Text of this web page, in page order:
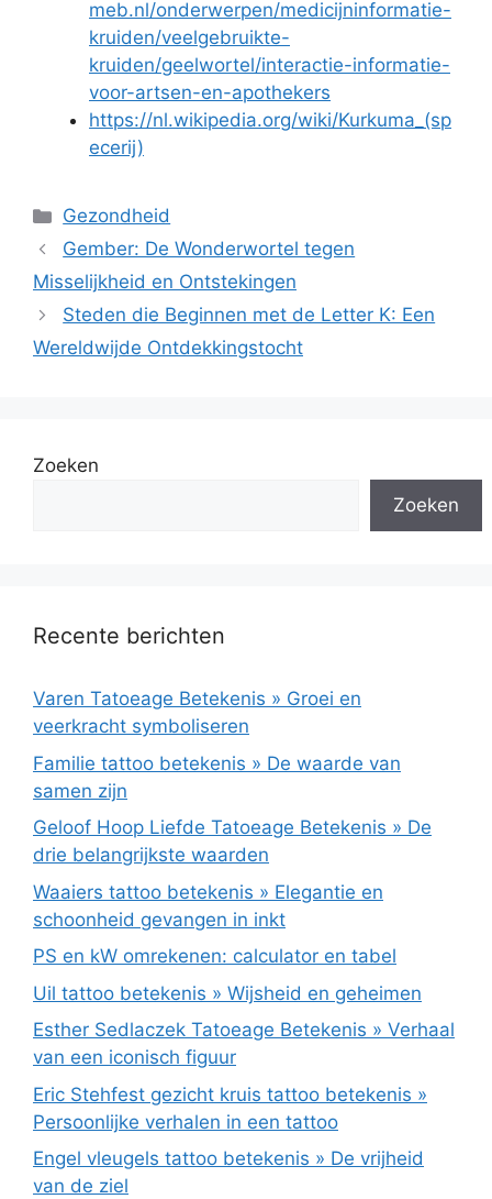
meb.nl/onderwerpen/medicijninformatie-
kruiden/veelgebruikte-
kruiden/geelwortel/interactie-informatie-
voor-artsen-en-apothekers
https://nl.wikipedia.org/wiki/Kurkuma_(sp
ecerij)
Categorieën
Gezondheid
Gember: De Wonderwortel tegen
Misselijkheid en Ontstekingen
Steden die Beginnen met de Letter K: Een
Wereldwijde Ontdekkingstocht
Zoeken
Zoeken
Recente berichten
Varen Tatoeage Betekenis » Groei en
veerkracht symboliseren
Familie tattoo betekenis » De waarde van
samen zijn
Geloof Hoop Liefde Tatoeage Betekenis » De
drie belangrijkste waarden
Waaiers tattoo betekenis » Elegantie en
schoonheid gevangen in inkt
PS en kW omrekenen: calculator en tabel
Uil tattoo betekenis » Wijsheid en geheimen
Esther Sedlaczek Tatoeage Betekenis » Verhaal
van een iconisch figuur
Eric Stehfest gezicht kruis tattoo betekenis »
Persoonlijke verhalen in een tattoo
Engel vleugels tattoo betekenis » De vrijheid
van de ziel